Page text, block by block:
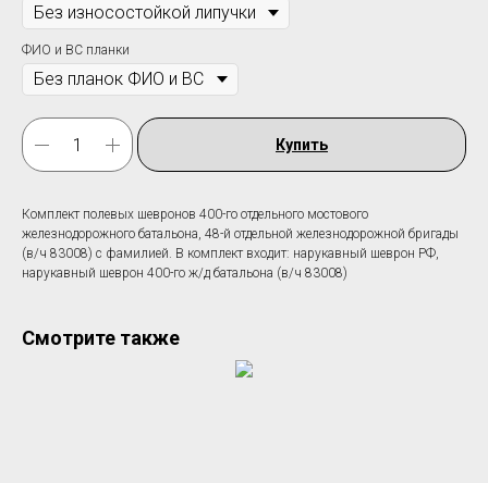
ФИО и ВС планки
Купить
Комплект полевых шевронов 400-го отдельного мостового
железнодорожного батальона, 48-й отдельной железнодорожной бригады
(в/ч 83008) с фамилией. В комплект входит: нарукавный шеврон РФ,
нарукавный шеврон 400-го ж/д батальона (в/ч 83008)
Смотрите также